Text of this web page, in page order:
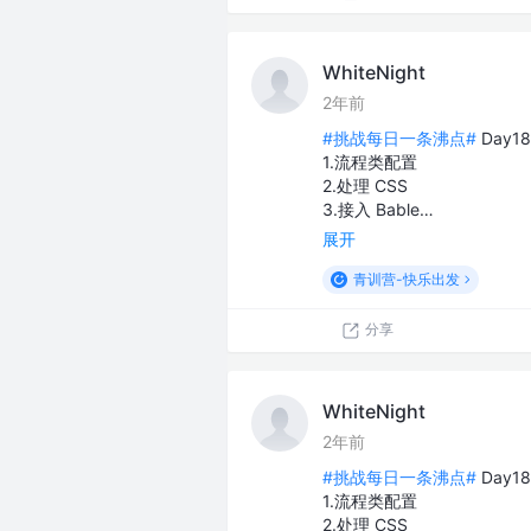
WhiteNight
2年前
#挑战每日一条沸点#
1.流程类配置
2.处理 CSS
3.接入 Bable…
展开
青训营-快乐出发
分享
WhiteNight
2年前
#挑战每日一条沸点#
1.流程类配置
2.处理 CSS